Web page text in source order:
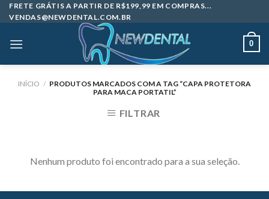
Skip
to
FRETE GRÁTIS A PARTIR DE R$199,99 EM COMPRAS...
VENDAS@NEWDENTAL.COM.BR
0
INÍCIO / PRODUTOS MARCADOS COM A TAG “CAPA PROTETORA
PARA MACA PORTATIL”
FILTRAR
Nenhum produto foi encontrado para a sua seleção.